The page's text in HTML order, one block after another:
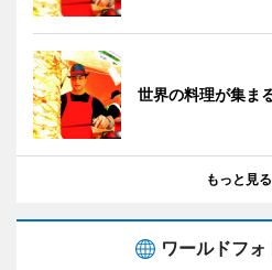
世界の料理が集ま
もっと見る
ワールドフ